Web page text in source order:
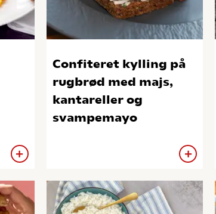
Confiteret kylling på
rugbrød med majs,
kantareller og
svampemayo